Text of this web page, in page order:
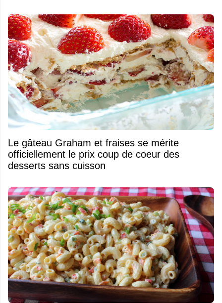
Le gâteau Graham et fraises se mérite
officiellement le prix coup de coeur des
desserts sans cuisson